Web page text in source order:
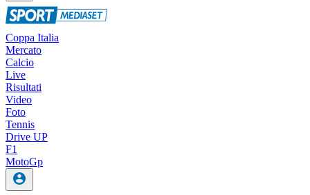
Coppa Italia
Mercato
Calcio
Live
Risultati
Video
Foto
Tennis
Drive UP
F1
MotoGp